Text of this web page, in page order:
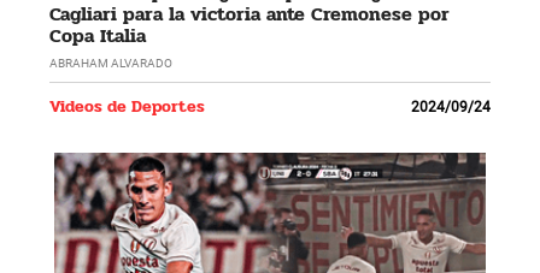
Cagliari para la victoria ante Cremonese por
Copa Italia
ABRAHAM ALVARADO
Videos de Deportes 2024/09/24